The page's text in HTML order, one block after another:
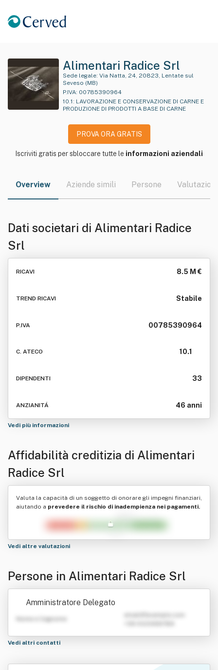
Alimentari Radice Srl
Sede legale:
Seveso (MB)
P.IVA: 00785390964
10.1 : LAVORAZIONE E CONSERVAZIONE DI CARNE E
PRODUZIONE DI PRODOTTI A BASE DI CARNE
PROVA ORA GRATIS
Iscriviti gratis per sbloccare tutte le informazioni aziendali
Overview Aziende simili Persone Valutazioni
Dati societari di Alimentari Radice
Srl
RICAVI 8.5 M €
TREND RICAVI Stabile
P.IVA 00785390964
C. ATECO 10.1
DIPENDENTI 33
ANZIANITÁ 46 anni
Vedi più informazioni
Affidabilità creditizia di Alimentari
Radice Srl
Valuta la capacità di un soggetto di onorare gli impegni finanziari,
aiutando a prevedere il rischio di inadempienza nei pagamenti.
Vedi altre valutazioni
Persone in Alimentari Radice Srl
Amministratore Delegato
Nome e Cognome
Vedi altri contatti